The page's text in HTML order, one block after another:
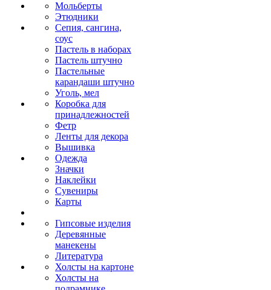
Мольберты
Этюдники
Сепия, сангина,
соус
Пастель в наборах
Пастель штучно
Пастельные
карандаши штучно
Уголь, мел
Коробка для
принадлежностей
Фетр
Ленты для декора
Вышивка
Одежда
Значки
Наклейки
Сувениры
Карты
Гипсовые изделия
Деревянные
манекены
Литература
Холсты на картоне
Холсты на